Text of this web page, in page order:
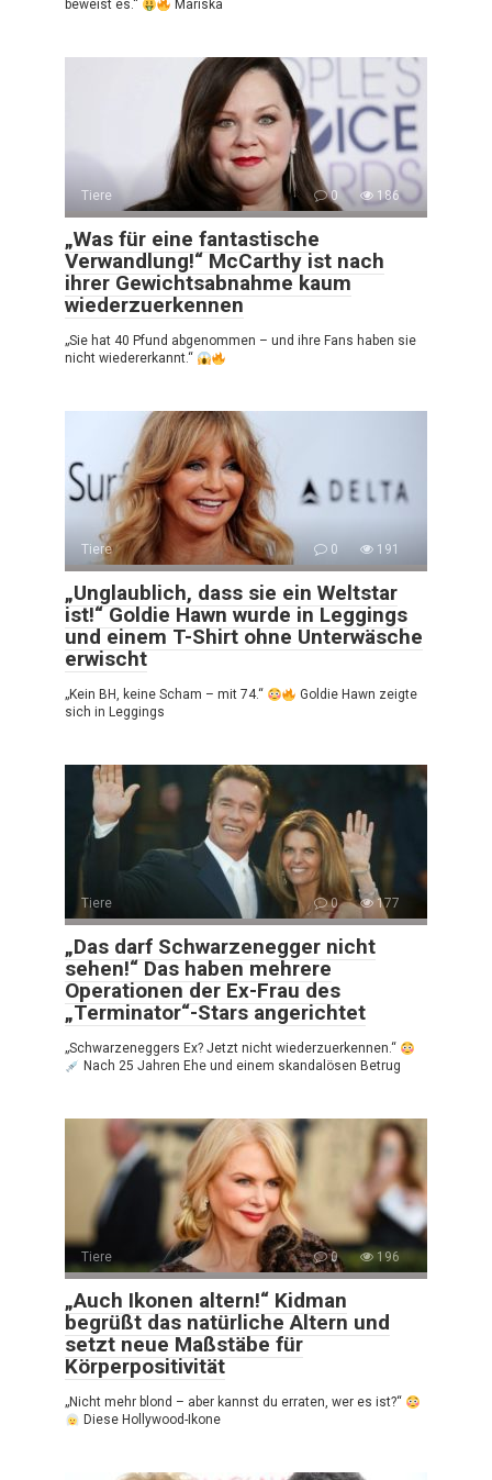
beweist es.“ Mariska
Tiere 0 186
„Was für eine fantastische
Verwandlung!“ McCarthy ist nach
ihrer Gewichtsabnahme kaum
wiederzuerkennen
„Sie hat 40 Pfund abgenommen – und ihre Fans haben sie
nicht wiedererkannt.“
Tiere 0 191
„Unglaublich, dass sie ein Weltstar
ist!“ Goldie Hawn wurde in Leggings
und einem T-Shirt ohne Unterwäsche
erwischt
„Kein BH, keine Scham – mit 74.“
Goldie Hawn zeigte
sich in Leggings
Tiere 0 177
„Das darf Schwarzenegger nicht
sehen!“ Das haben mehrere
Operationen der Ex-Frau des
„Terminator“-Stars angerichtet
„Schwarzeneggers Ex? Jetzt nicht wiederzuerkennen.“
Nach 25 Jahren Ehe und einem skandalösen Betrug
Tiere 0 196
„Auch Ikonen altern!“ Kidman
begrüßt das natürliche Altern und
setzt neue Maßstäbe für
Körperpositivität
„Nicht mehr blond – aber kannst du erraten, wer es ist?“
Diese Hollywood-Ikone